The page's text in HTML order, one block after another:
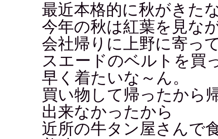
最近本格的に秋がきた
今年の秋は紅葉を見な
会社帰りに上野に寄っ
スエードのベルトを買
早く着たいな～ん。
買い物して帰ったから
出来なかったから
近所の牛タン屋さんで